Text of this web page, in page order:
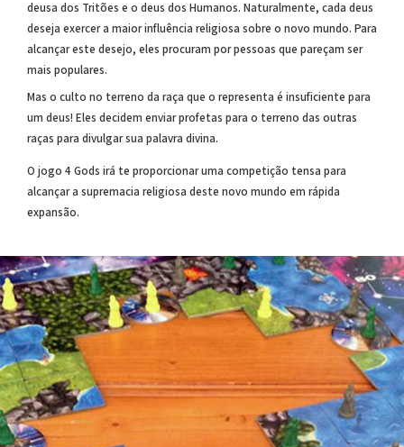
deusa dos Tritões e o deus dos Humanos. Naturalmente, cada deus
deseja exercer a maior influência religiosa sobre o novo mundo. Para
alcançar este desejo, eles procuram por pessoas que pareçam ser
mais populares.
Mas o culto no terreno da raça que o representa é insuficiente para
um deus! Eles decidem enviar profetas para o terreno das outras
raças para divulgar sua palavra divina.
O jogo 4 Gods irá te proporcionar uma competição tensa para
alcançar a supremacia religiosa deste novo mundo em rápida
expansão.